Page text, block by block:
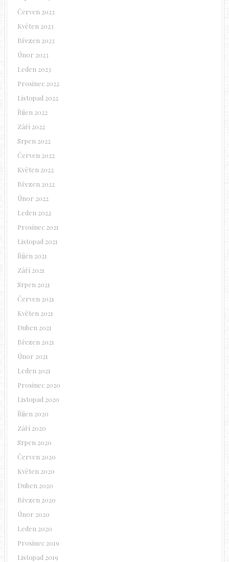
Červen 2023
Květen 2023
Březen 2023
Únor 2023
Leden 2023
Prosinec 2022
Listopad 2022
Říjen 2022
Září 2022
Srpen 2022
Červen 2022
Květen 2022
Březen 2022
Únor 2022
Leden 2022
Prosinec 2021
Listopad 2021
Říjen 2021
Září 2021
Srpen 2021
Červen 2021
Květen 2021
Duben 2021
Březen 2021
Únor 2021
Leden 2021
Prosinec 2020
Listopad 2020
Říjen 2020
Září 2020
Srpen 2020
Červen 2020
Květen 2020
Duben 2020
Březen 2020
Únor 2020
Leden 2020
Prosinec 2019
Listopad 2019